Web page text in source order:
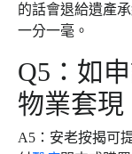
的話會退給遺產
一分一毫。
Q5：如
物業套現
A5：安老按揭可